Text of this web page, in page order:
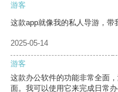
游客
这款app就像我的私人导游，带
2025-05-14
游客
这款办公软件的功能非常全面
面。我可以使用它来完成日常